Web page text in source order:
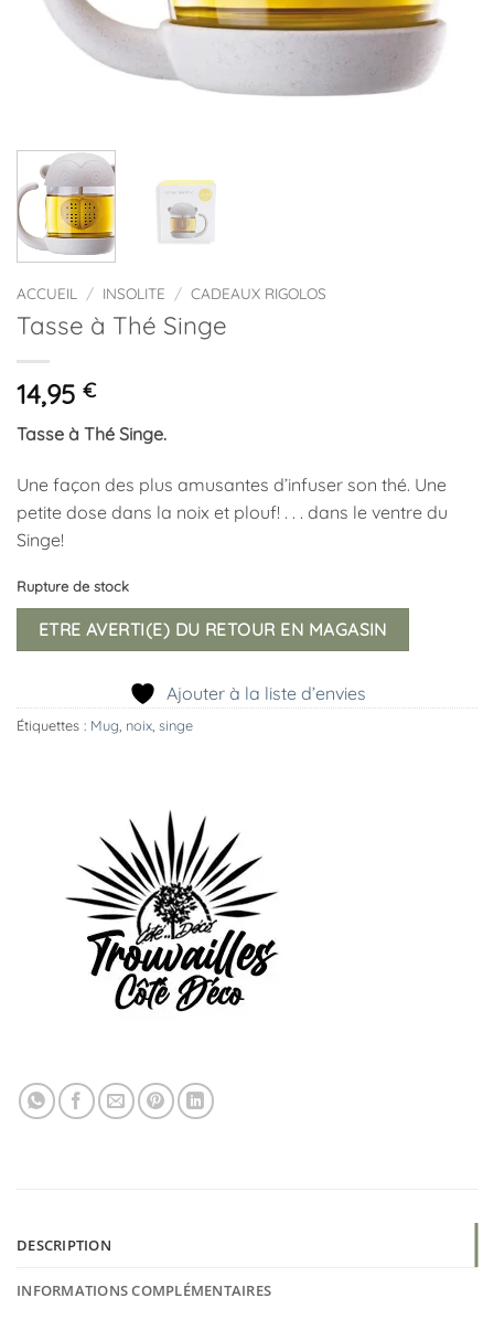
ACCUEIL / INSOLITE / CADEAUX RIGOLOS
Tasse à Thé Singe
14,95 €
Tasse à Thé Singe.
Une façon des plus amusantes d’infuser son thé. Une
petite dose dans la noix et plouf! . . . dans le ventre du
Singe!
Rupture de stock
ETRE AVERTI(E) DU RETOUR EN MAGASIN
Ajouter à la liste d’envies
Étiquettes : Mug noix singe
DESCRIPTION
INFORMATIONS COMPLÉMENTAIRES